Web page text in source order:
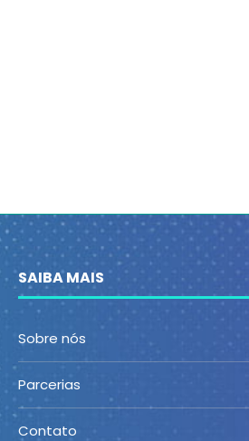
SAIBA MAIS
Sobre nós
Parcerias
Contato